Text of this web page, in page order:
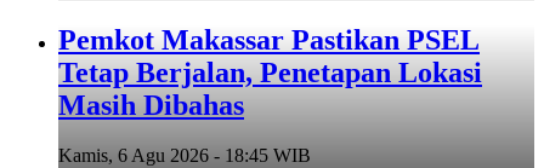
Pemkot Makassar Pastikan PSEL
Tetap Berjalan, Penetapan Lokasi
Masih Dibahas
Kamis, 6 Agu 2026 - 18:45 WIB